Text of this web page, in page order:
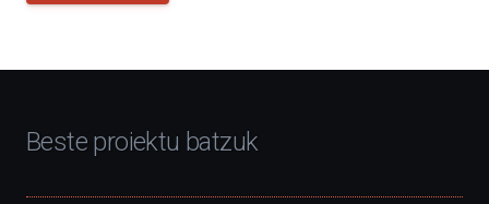
Beste proiektu batzuk